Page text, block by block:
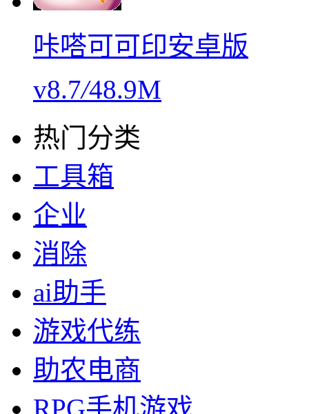
咔嗒可可印安卓版
v8.7/48.9M
热门分类
工具箱
企业
消除
ai助手
游戏代练
助农电商
RPG手机游戏